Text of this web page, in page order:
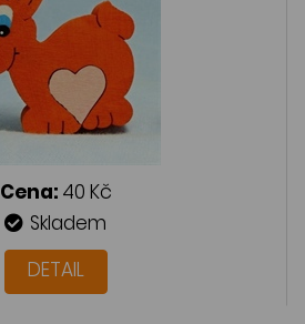
Cena: 40 Kč
Skladem
DETAIL